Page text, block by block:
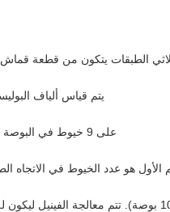
يتم قياس الفينيل بسمكه (اللتر هو 1000